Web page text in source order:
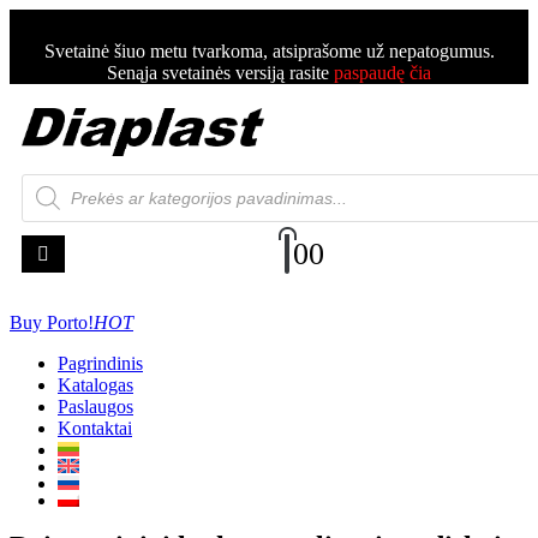
Svetainė šiuo metu tvarkoma, atsiprašome už nepatogumus.
Senąja svetainės versiją rasite paspaudę čia
00
Buy Porto!HOT
Pagrindinis
Katalogas
Paslaugos
Kontaktai